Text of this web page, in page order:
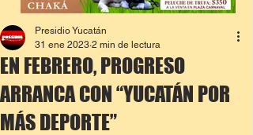
EN FEBRERO, PROGRESO
ARRANCA CON “YUCATÁN POR
MÁS DEPORTE”
Presidio Yucatán
31 ene 2023 2 min de lectura